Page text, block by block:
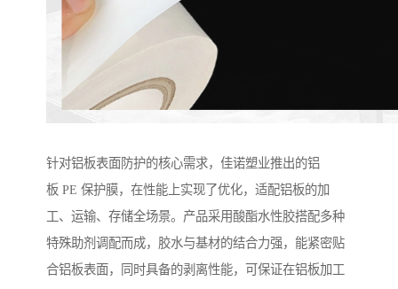
针对铝板表面防护的核心需求，佳诺塑业推出的铝
板 PE 保护膜，在性能上实现了优化，适配铝板的加
工、运输、存储全场景。产品采用酸酯水性胶搭配多种
特殊助剂调配而成，胶水与基材的结合力强，能紧密贴
合铝板表面，同时具备的剥离性能，可保证在铝板加工